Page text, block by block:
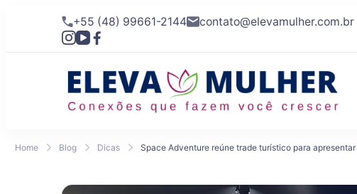
+55 (48) 99661-2144 contato@elevamulher.com.br
Home Blog Dicas Space Adventure reúne trade turístico para